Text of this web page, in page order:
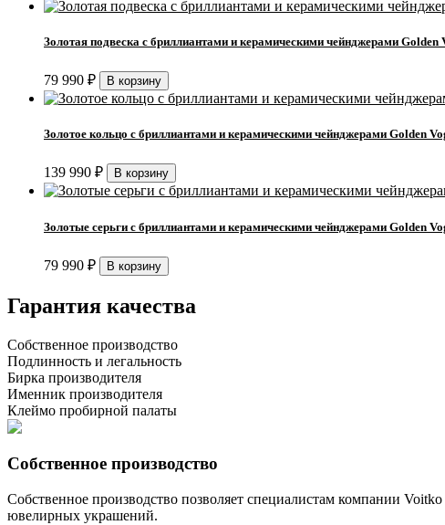
Золотая подвеска с бриллиантами и керамическими чейнджерами Golden
79 990 ₽
Золотое кольцо с бриллиантами и керамическими чейнджерами Golden
139 990 ₽
Золотые серьги с бриллиантами и керамическими чейнджерами Golden
79 990 ₽
Гарантия качества
Собственное производство
Подлинность и легальность
Бирка производителя
Именник производителя
Клеймо пробирной палаты
Собственное производство
Собственное производство позволяет специалистам компании
ювелирных украшений.